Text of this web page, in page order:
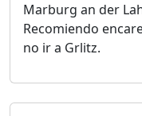
Marburg an der
Recomiendo
no ir a Grlitz.